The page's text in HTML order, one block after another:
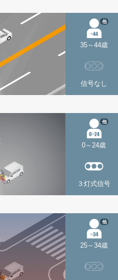
35～44歳
他
信号なし
0～24歳
他
３灯式信号
25～34歳
他